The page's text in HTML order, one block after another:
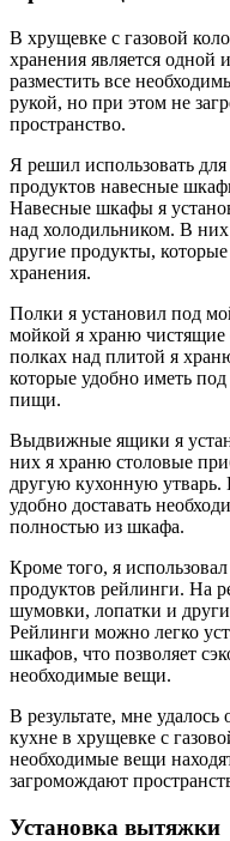
В хрущевке с газовой
хранения является
разместить все
рукой, но при этом не
пространство.
Я решил использовать
продуктов навесные
Навесные шкафы я
над холодильником. В
другие продукты,
хранения.
Полки я установил под
мойкой я храню
полках над плитой я
которые удобно иметь
пищи.
Выдвижные ящики я
них я храню столовые
другую кухонную
удобно доставать
полностью из шкафа.
Кроме того, я
продуктов рейлинги. На
шумовки, лопатки и
Рейлинги можно легко
шкафов, что позволяет
необходимые вещи.
В результате, мне
кухне в хрущевке с
необходимые вещи
загромождают
Установка вытяжки